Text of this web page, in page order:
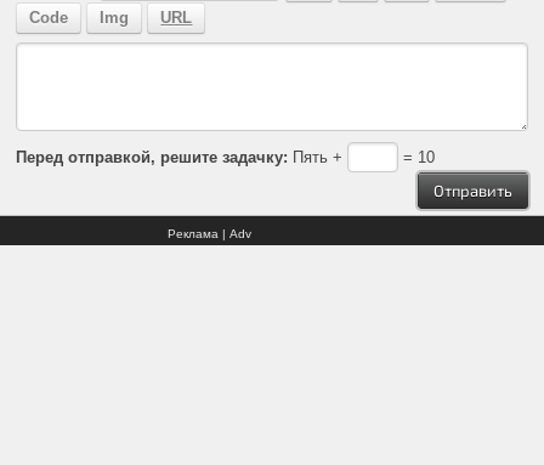
Перед отправкой, решите задачку: Пять + = 10
Реклама | Adv